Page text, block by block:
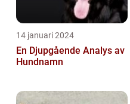
14 januari 2024
En Djupgående Analys av
Hundnamn